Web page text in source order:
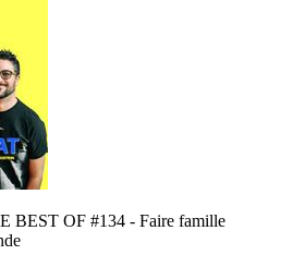
BEST OF #134 - Faire famille